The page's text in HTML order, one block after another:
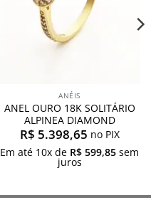
ANÉIS
ANEL OURO 18K SOLITÁRIO
ALPINEA DIAMOND
R$ 5.398,65 no PIX
Em até 10x de R$ 599,85 sem
juros